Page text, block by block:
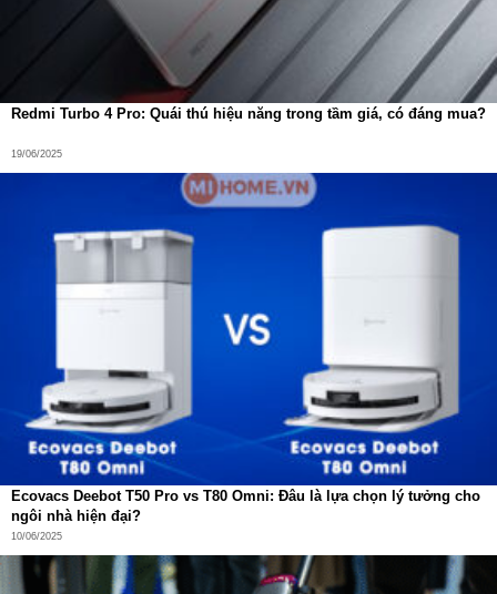
mạnh, vừa tiện lợi, vừa đẹp mắt – thì Xiaomi Power Bank
20000mAh 33W chính là lựa chọn lý tưởng. Đầu tư một
lần, yên tâm dùng lâu dài.
Redmi Turbo 4 Pro: Quái thú hiệu năng trong tầm giá, có đáng mua?
19/06/2025
Ecovacs Deebot T50 Pro vs T80 Omni: Đâu là lựa chọn lý tưởng cho
ngôi nhà hiện đại?
10/06/2025